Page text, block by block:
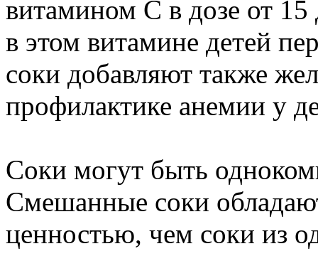
витамином С в дозе от 15
в этом витамине детей
соки добавляют также
профилактике анемии у
Соки могут быть
Смешанные соки
ценностью, чем соки из